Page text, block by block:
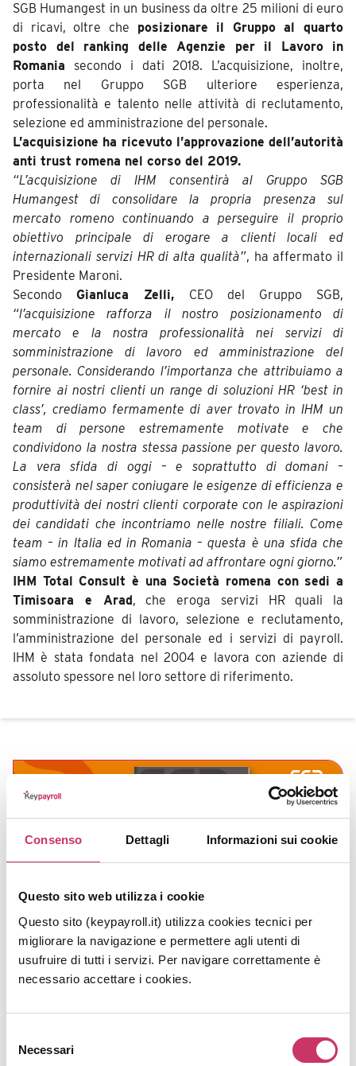
Consenso Dettagli Informazioni sui cookie
Questo sito web utilizza i cookie
Questo sito (keypayroll.it) utilizza cookies tecnici per
migliorare la navigazione e permettere agli utenti di
usufruire di tutti i servizi. Per navigare correttamente è
necessario accettare i cookies.
delNecessari
SGB Humangest in un business da oltre 25 milioni di euro
di ricavi, oltre che posizionare il Gruppo al quarto
posto del ranking delle Agenzie per il Lavoro in
Romania secondo i dati 2018. L’acquisizione, inoltre,
porta nel Gruppo SGB ulteriore esperienza,
professionalità e talento nelle attività di reclutamento,
selezione ed amministrazione del personale.
L’acquisizione ha ricevuto l’approvazione dell’autorità
anti trust romena nel corso del 2019.
“L’acquisizione di IHM consentirà al Gruppo SGB
Humangest di consolidare la propria presenza sul
mercato romeno continuando a perseguire il proprio
obiettivo principale di erogare a clienti locali ed
internazionali servizi HR di alta qualità”, ha affermato il
Presidente Maroni.
SecondoGianluca Zelli, CEO del Gruppo SGB,
“l’acquisizione rafforza il nostro posizionamento di
mercato e la nostra professionalità nei servizi di
somministrazione di lavoro ed amministrazione del
personale. Considerando l’importanza che attribuiamo a
fornire ai nostri clienti un range di soluzioni HR ‘best in
class’, crediamo fermamente di aver trovato in IHM un
team di persone estremamente motivate e che
condividono la nostra stessa passione per questo lavoro.
La vera sfida di oggi – e soprattutto di domani –
consisterà nel saper coniugare le esigenze di efficienza e
produttività dei nostri clienti corporate con le aspirazioni
dei candidati che incontriamo nelle nostre filiali. Come
team – in Italia ed in Romania – questa è una sfida che
siamo estremamente motivati ad affrontare ogni giorno.”
IHM Total Consult è una Società romena con sedi a
Timisoara e Arad, che eroga servizi HR quali la
somministrazione di lavoro, selezione e reclutamento,
l’amministrazione del personale ed i servizi di payroll.
IHM è stata fondata nel 2004 e lavora con aziende di
assoluto spessore nel loro settore di riferimento.
SGB Identity Magazine – Estate 2026
magazine. Al suo interno troverai tante news dal